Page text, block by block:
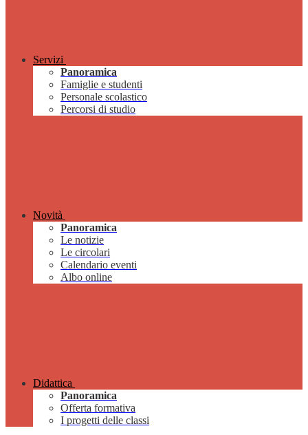
Servizi
Panoramica
Famiglie e studenti
Personale scolastico
Percorsi di studio
Novità
Panoramica
Le notizie
Le circolari
Calendario eventi
Albo online
Didattica
Panoramica
Offerta formativa
I progetti delle classi